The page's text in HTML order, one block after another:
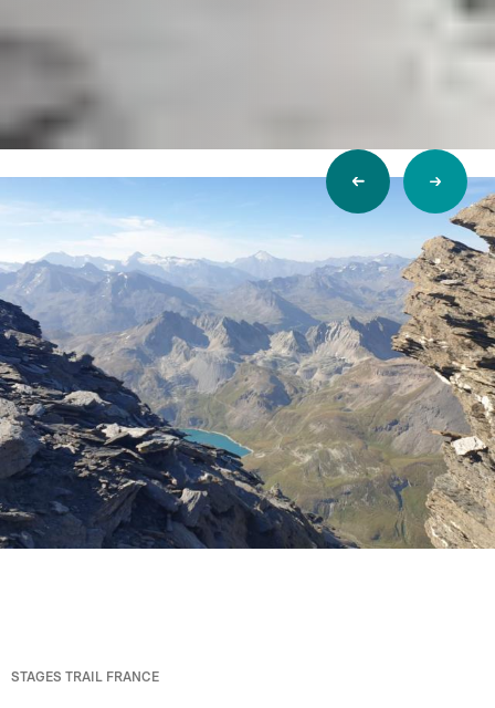
Previous Next
STAGES TRAIL FRANCE